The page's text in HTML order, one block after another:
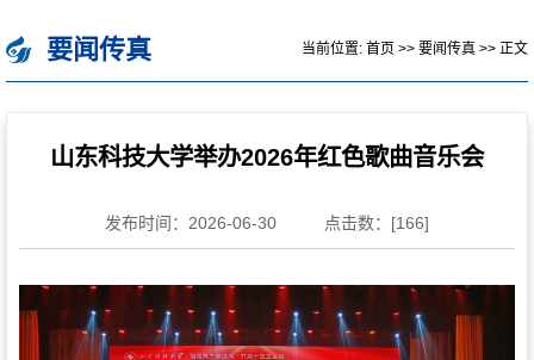
要闻传真 当前位置: 首页 >> 要闻传真 >> 正文
山东科技大学举办2026年红色歌曲音乐会
发布时间：2026-06-30 点击数：[166]